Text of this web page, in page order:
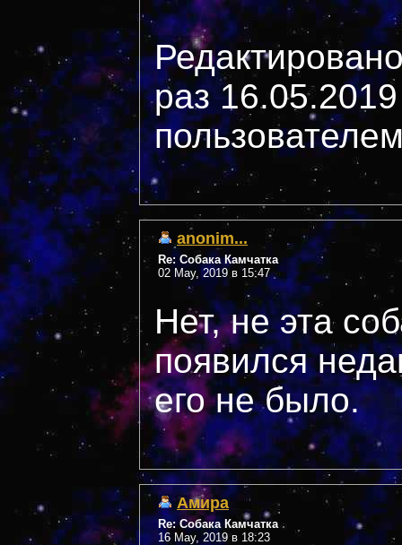
раз
anonim...
Re: Собака Камчатка
02 May, 2019 в 15:47
Нет, не эта
появился
его не было.
Амира
Re: Собака Камчатка
16 May, 2019 в 18:23